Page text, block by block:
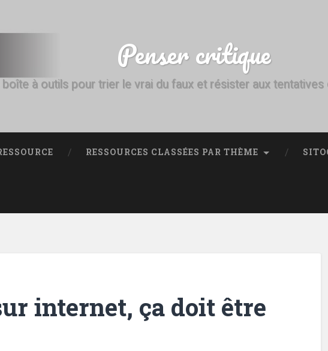
Penser critique
boîte à outils pour trier le vrai du faux et résister aux tentatives
RESSOURCES CLASSÉES PAR THÈME
internet, ça doit être